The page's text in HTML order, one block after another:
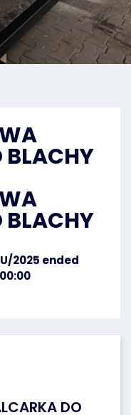
DO
2025 ended